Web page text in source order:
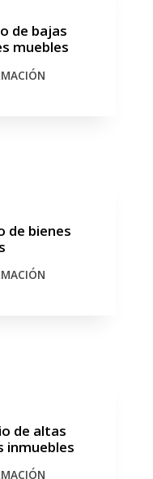
de bajas
muebles
de bienes
de altas
inmuebles